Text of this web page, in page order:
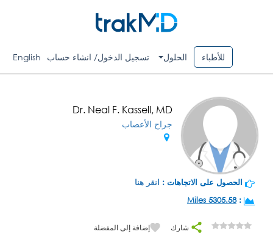
للأطباء الحلول تسجيل الدخول/ انشاء حساب English
Dr. Neal F. Kassell, MD
جراح الأعصاب
الحصول على الاتجاهات : انقر هنا
:
5305.58 Miles
شارك إضافة إلى المفضلة